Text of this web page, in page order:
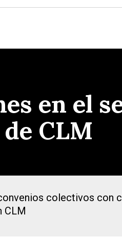
en el
CLM
colectivos con
CLM